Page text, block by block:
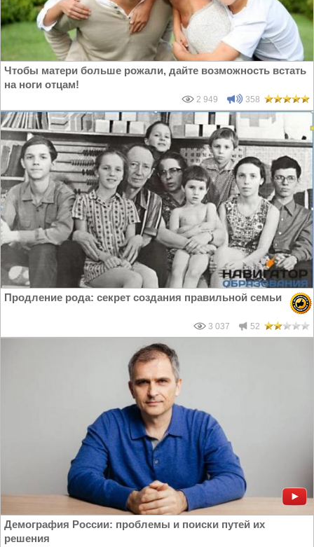
Чтобы матери больше рожали, дайте возможность встать
на ноги отцам!
2 949 358
Продление рода: секрет создания правильной семьи
3 037 52
Демография России: проблемы и поиски путей их
решения